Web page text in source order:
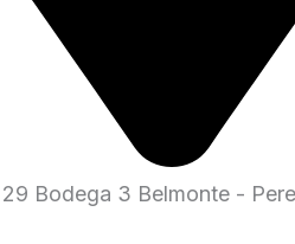
Bodega 3 Belmonte -